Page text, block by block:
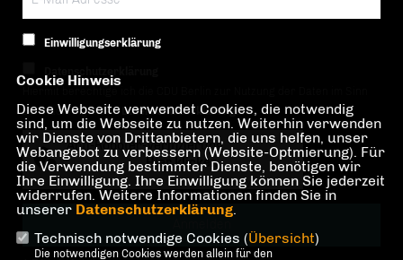
Einwilligungserklärung
der nachfolgenden Datenschutzerklärung.*
Anti-Roboter-Verifizierung
Hier klicken
Friendly Captcha ⇗
Cookie Hinweis
Diese Webseite verwendet Cookies, die notwendig
sind, um die Webseite zu nutzen. Weiterhin verwenden
wir Dienste von Drittanbietern, die uns helfen, unser
Webangebot zu verbessern (Website-Optmierung). Für
die Verwendung bestimmter Dienste, benötigen wir
Ihre Einwilligung. Ihre Einwilligung können Sie jederzeit
widerrufen. Weitere Informationen finden Sie in
unserer Datenschutzerklärung.
Technisch notwendige Cookies (Übersicht)
Die notwendigen Cookies werden allein für den